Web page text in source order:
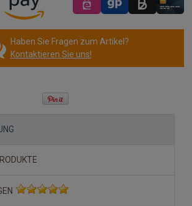
Haben Sie Fragen zum Artikel?
Kontaktieren Sie uns!